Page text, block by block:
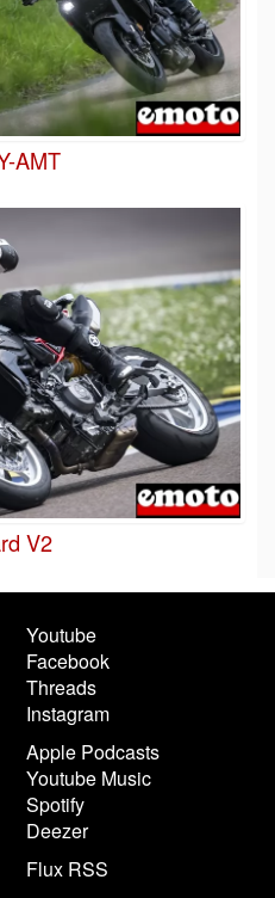
AMT
V2
Youtube
Facebook
Threads
Instagram
Apple Podcasts
Youtube Music
Spotify
Deezer
Flux RSS